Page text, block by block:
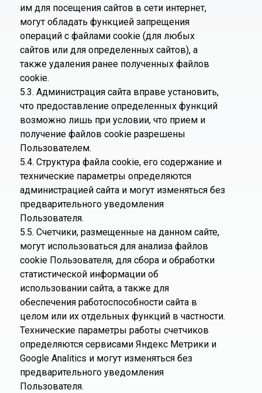
им для посещения сайтов в сети интернет,
могут обладать функцией запрещения
операций с файлами cookie (для любых
сайтов или для определенных сайтов), а
также удаления ранее полученных файлов
cookie.
5.3. Администрация сайта вправе установить,
что предоставление определенных функций
возможно лишь при условии, что прием и
получение файлов cookie разрешены
Пользователем.
5.4. Структура файла cookie, его содержание и
технические параметры определяются
администрацией сайта и могут изменяться без
предварительного уведомления
Пользователя.
5.5. Счетчики, размещенные на данном сайте,
могут использоваться для анализа файлов
cookie Пользователя, для сбора и обработки
статистической информации об
использовании сайта, а также для
обеспечения работоспособности сайта в
целом или их отдельных функций в частности.
Технические параметры работы счетчиков
определяются сервисами Яндекс Метрики и
Google Analitics и могут изменяться без
предварительного уведомления
Пользователя.